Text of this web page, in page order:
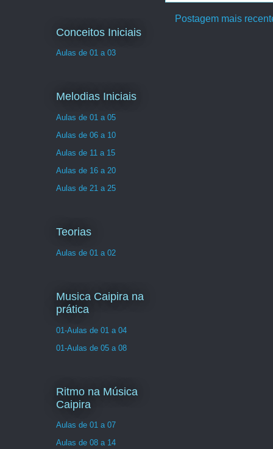
Postagem mais
Conceitos Iniciais
Aulas de 01 a 03
Melodias Iniciais
Aulas de 01 a 05
Aulas de 06 a 10
Aulas de 11 a 15
Aulas de 16 a 20
Aulas de 21 a 25
Teorias
Aulas de 01 a 02
Musica Caipira na
prática
01-Aulas de 01 a 04
01-Aulas de 05 a 08
Ritmo na Música
Caipira
Aulas de 01 a 07
Aulas de 08 a 14